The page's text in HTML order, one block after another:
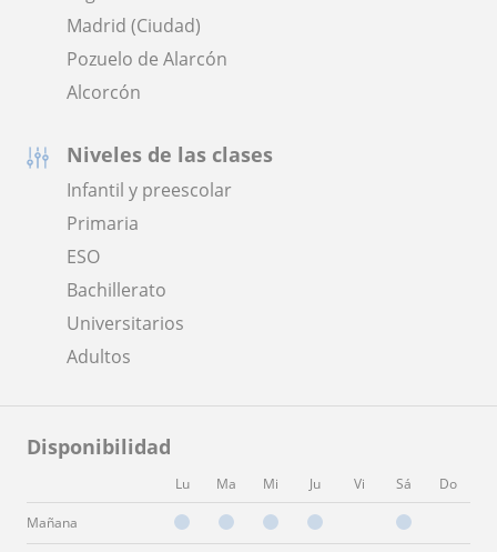
Madrid (Ciudad)
Pozuelo de Alarcón
Alcorcón
Niveles de las clases
Infantil y preescolar
Primaria
ESO
Bachillerato
Universitarios
Adultos
Disponibilidad
Lu Ma Mi Ju Vi Sá Do
Mañana